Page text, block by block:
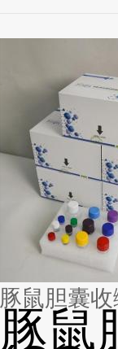
豚鼠胆囊
豚鼠